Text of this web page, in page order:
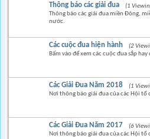
Thông báo các giải đua
(1
Thông báo các giải đua miền Đông,
nước.
Các cuộc đua hiện hành
(2
Bấm vào để xem các cuộc đua sắp hay
Các Giải Đua Năm 2018
(1
Nơi thông báo giải đua của các Hội
Các Giải Đua Năm 2017
(6
Nơi thông báo giải đua của các Hội